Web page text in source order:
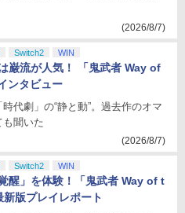
(2026/8/7)
Switch2 WIN
巌流が人気！ 「鬼武者 Way of
ンタビュー
代劇」の“静と動”。過去作のオマ
も聞いた
(2026/8/7)
Switch2 WIN
醒」を体験！「鬼武者 Way of t
版プレイレポート